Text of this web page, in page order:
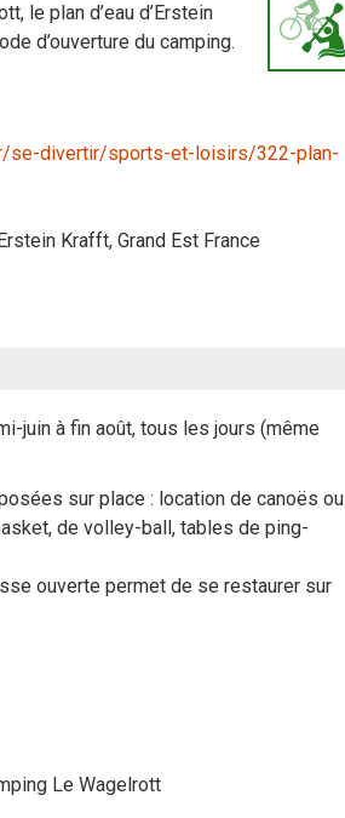
le plan d’eau d’Erstein
d’ouverture du camping.
se-divertir/sports-et-loisirs/322-plan-
Krafft, Grand Est France
juin à fin août, tous les jours (même
sur place : location de canoës ou
de volley-ball, tables de ping-
ouverte permet de se restaurer sur
Le Wagelrott